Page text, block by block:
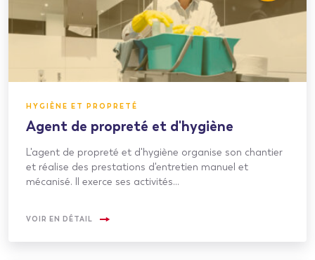
HYGIÈNE ET PROPRETÉ
Agent de propreté et d'hygiène
L'agent de propreté et d'hygiène organise son chantier
et réalise des prestations d'entretien manuel et
mécanisé. Il exerce ses activités…
VOIR EN DÉTAIL